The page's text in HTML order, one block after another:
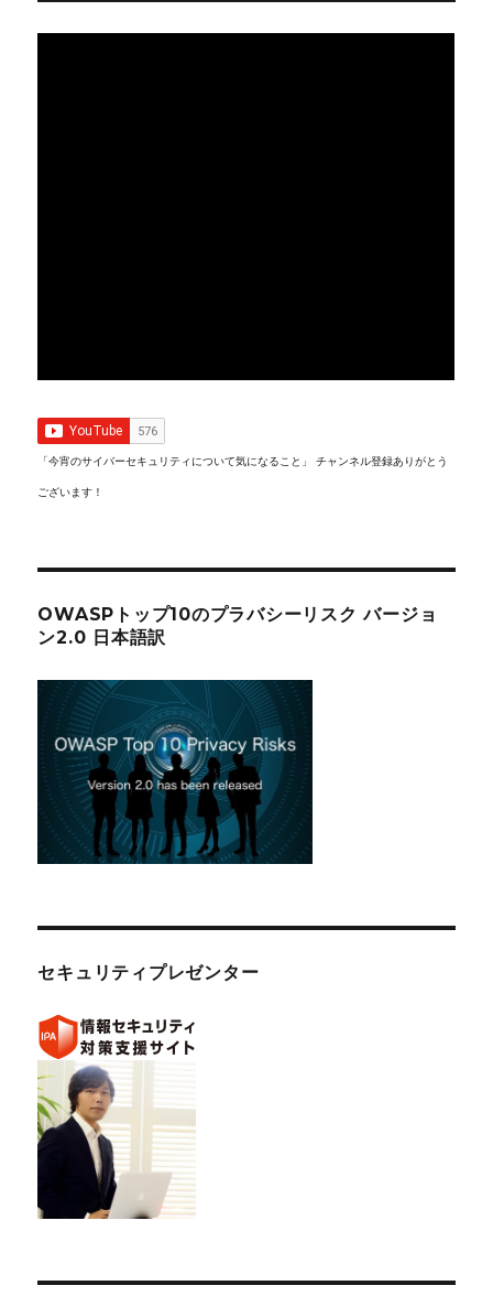
「今宵のサイバーセキュリティについて気になること」 チャンネル登録ありがとう
ございます！
OWASPトップ10のプラバシーリスク バージョ
ン2.0 日本語訳
セキュリティプレゼンター